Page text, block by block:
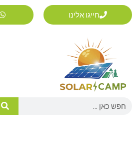
דילוג
לתוכן
חייגו אלינו
Search